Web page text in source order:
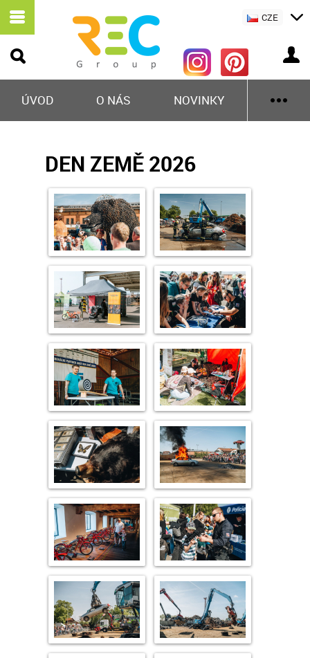
ÚVOD O NÁS NOVINKY
CZE
DEN ZEMĚ 2026